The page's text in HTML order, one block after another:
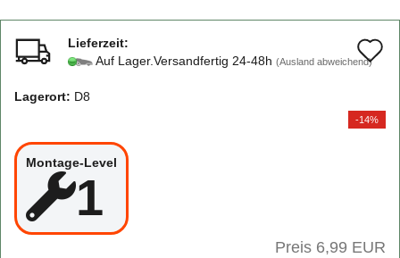
Lieferzeit:
Auf Lager.Versandfertig 24-48h (Ausland abweichend)
Lagerort: D8
-14%
Montage-Level
1
Preis 6,99 EUR